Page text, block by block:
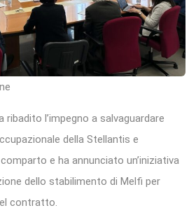
ribadito l’impegno a salvaguardare
della Stellantis e
e ha annunciato un’iniziativa
dello stabilimento di Melfi per
contratto.